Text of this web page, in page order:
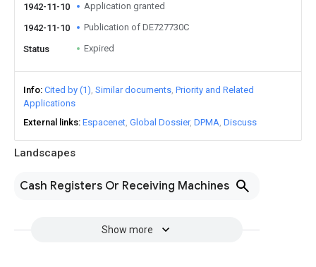
Landscapes
Cash Registers Or Receiving Machines
Show more
1942-11-10 Application granted
1942-11-10 Publication of DE727730C
Status Expired
Info Cited by (1) Similar documents Priority and Related
Applications
External links Espacenet Global Dossier DPMA Discuss